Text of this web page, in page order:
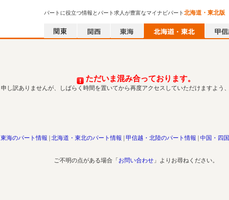
パートに役立つ情報とパート求人が豊富なマイナビパート北海道・東北版
ただいま混み合っております。
申し訳ありませんが、しばらく時間を置いてから再度アクセスしていただけますよう、
東海のパート情報 北海道・東北のパート情報 甲信越・北陸のパート情報 中国・四
ご不明の点がある場合「 お問い合わせ 」よりお尋ねください。